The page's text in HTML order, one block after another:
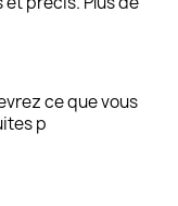
ce que vous
p